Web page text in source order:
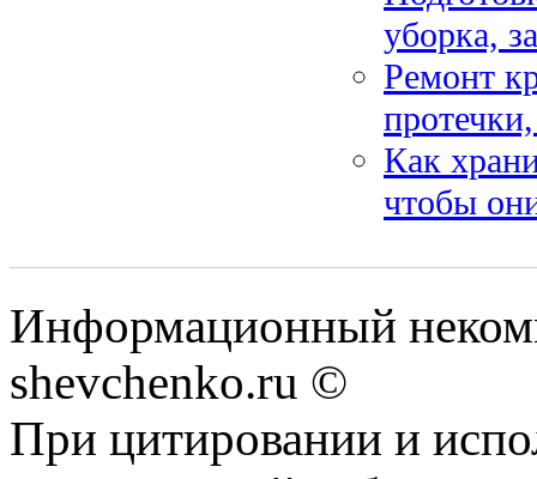
уборка,
Ремонт
Как
чтобы
Информационный
shevchenko.ru ©
При цитировании и